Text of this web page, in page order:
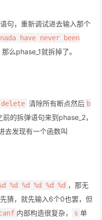
句，重新调试进去输入那个
have never been
么phase_1就拆掉了。
delete 清除所有断点然后 b
的拆弹语句来到phase_2，
去发现有一个函数叫
%d %d %d %d %d ，那无
猜，就先输入6个0也罢，但
内部构造很复杂， s 单